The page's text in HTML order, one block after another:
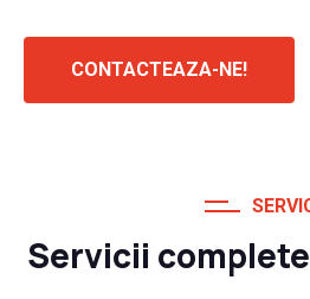
CONTACTEAZA-NE!
Servicii